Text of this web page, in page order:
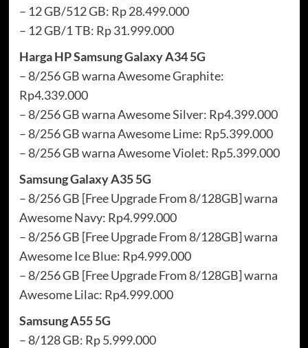
– 12 GB/512 GB: Rp 28.499.000
– 12 GB/1 TB: Rp 31.999.000
Harga HP Samsung Galaxy A34 5G
– 8/256 GB warna Awesome Graphite:
Rp4.339.000
– 8/256 GB warna Awesome Silver: Rp4.399.000
– 8/256 GB warna Awesome Lime: Rp5.399.000
– 8/256 GB warna Awesome Violet: Rp5.399.000
Samsung Galaxy A35 5G
– 8/256 GB [Free Upgrade From 8/128GB] warna
Awesome Navy: Rp4.999.000
– 8/256 GB [Free Upgrade From 8/128GB] warna
Awesome Ice Blue: Rp4.999.000
– 8/256 GB [Free Upgrade From 8/128GB] warna
Awesome Lilac: Rp4.999.000
Samsung A55 5G
– 8/128 GB: Rp 5.999.000